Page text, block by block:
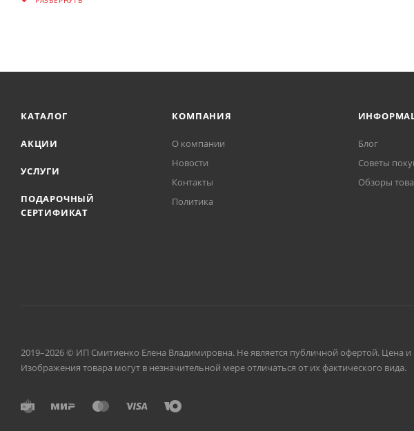
КАТАЛОГ
АКЦИИ
УСЛУГИ
ПОДАРОЧНЫЙ
СЕРТИФИКАТ
КОМПАНИЯ
О компании
Новости
Контакты
Политика
Блог
Советы
Обзоры
2019–2026 © ИП Смитиенко Елена Владимировна. Не является публичной офертой. Цена
Изображения товара могут в незначительной мере отличаться от их фактического вида.